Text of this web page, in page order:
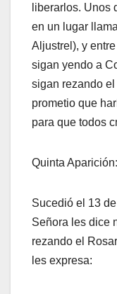
liberarlos. Unos
en un lugar
Aljustrel), y
sigan yendo a
sigan rezando
prometio que
para que todos
Quinta Aparición:
Sucedió el 13
Señora les dice
rezando el
les expresa: